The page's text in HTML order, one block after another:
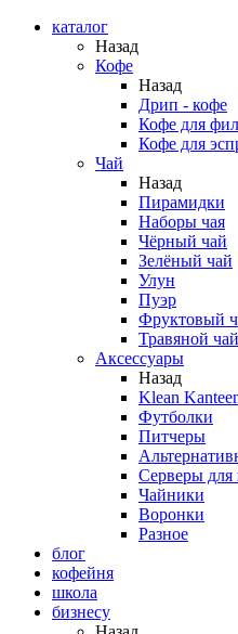
каталог
Назад
Кофе
Назад
Дрип - кофе
Кофе для
Кофе для
Чай
Назад
Пирамидки
Наборы чая
Чёрный чай
Зелёный чай
Улун
Пуэр
Фруктовый
Травяной чай
Аксессуары
Назад
Klean
Футболки
Питчеры
Серверы для
Чайники
Воронки
Разное
блог
кофейня
школа
бизнесу